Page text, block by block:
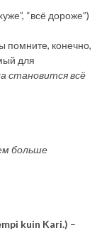
“всё дороже”)
помните, конечно,
для
становится всё
больше
kuin Kari.) –